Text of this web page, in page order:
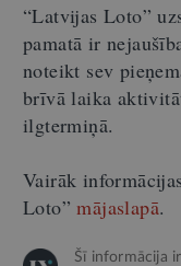
“Latvijas Loto”
pamatā ir
noteikt sev
brīvā laika
ilgtermiņā.
Vairāk
Loto” mājaslapā.
Šī informācija